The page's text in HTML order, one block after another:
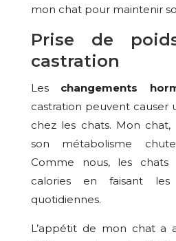
mon chat pour maintenir
Prise de
castration
Les changements
castration peuvent causer
chez les chats. Mon
son métabolisme
Comme nous, les
calories en faisant les
quotidiennes.
L’appétit de mon chat a